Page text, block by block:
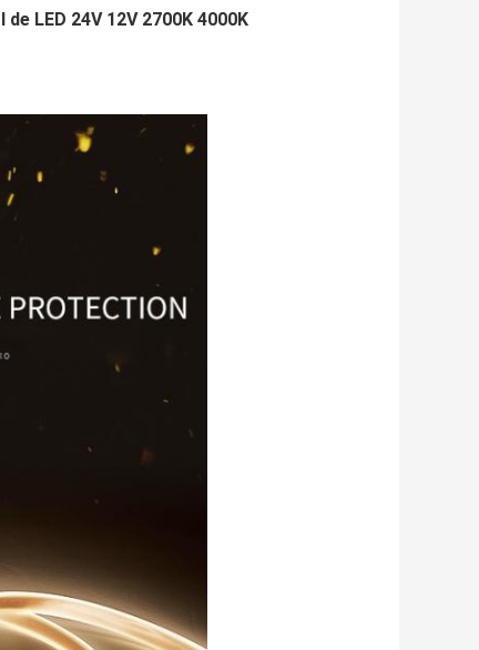
LED 24V 12V 2700K 4000K